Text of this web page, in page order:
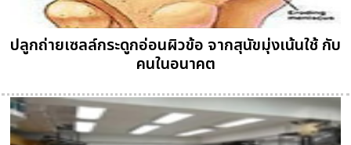
ปลูกถ่ายเซลล์กระดูกอ่อนผิวข้อ จากสุนัขมุ่งเน้นใช้ กับ
คนในอนาคต